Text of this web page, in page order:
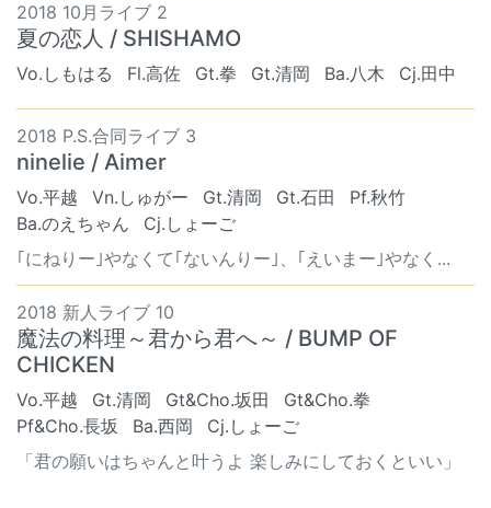
2018 10月ライブ 2
夏の恋人 / SHISHAMO
Vo.しもはる Fl.高佐 Gt.拳 Gt.清岡 Ba.八木 Cj.田中
2018 P.S.合同ライブ 3
ninelie / Aimer
Vo.平越 Vn.しゅがー Gt.清岡 Gt.石田
Pf.秋竹
Ba.のえちゃん
Cj.しょーご
｢にねりー｣やなくて｢ないんりー｣、｢えいまー｣やなく...
2018 新人ライブ 10
魔法の料理～君から君へ～ / BUMP OF
CHICKEN
Vo.平越 Gt.清岡 Gt&Cho.坂田
Gt&Cho.拳
Pf&Cho.長坂
Ba.西岡
Cj.しょーご
「君の願いはちゃんと叶うよ 楽しみにしておくといい」